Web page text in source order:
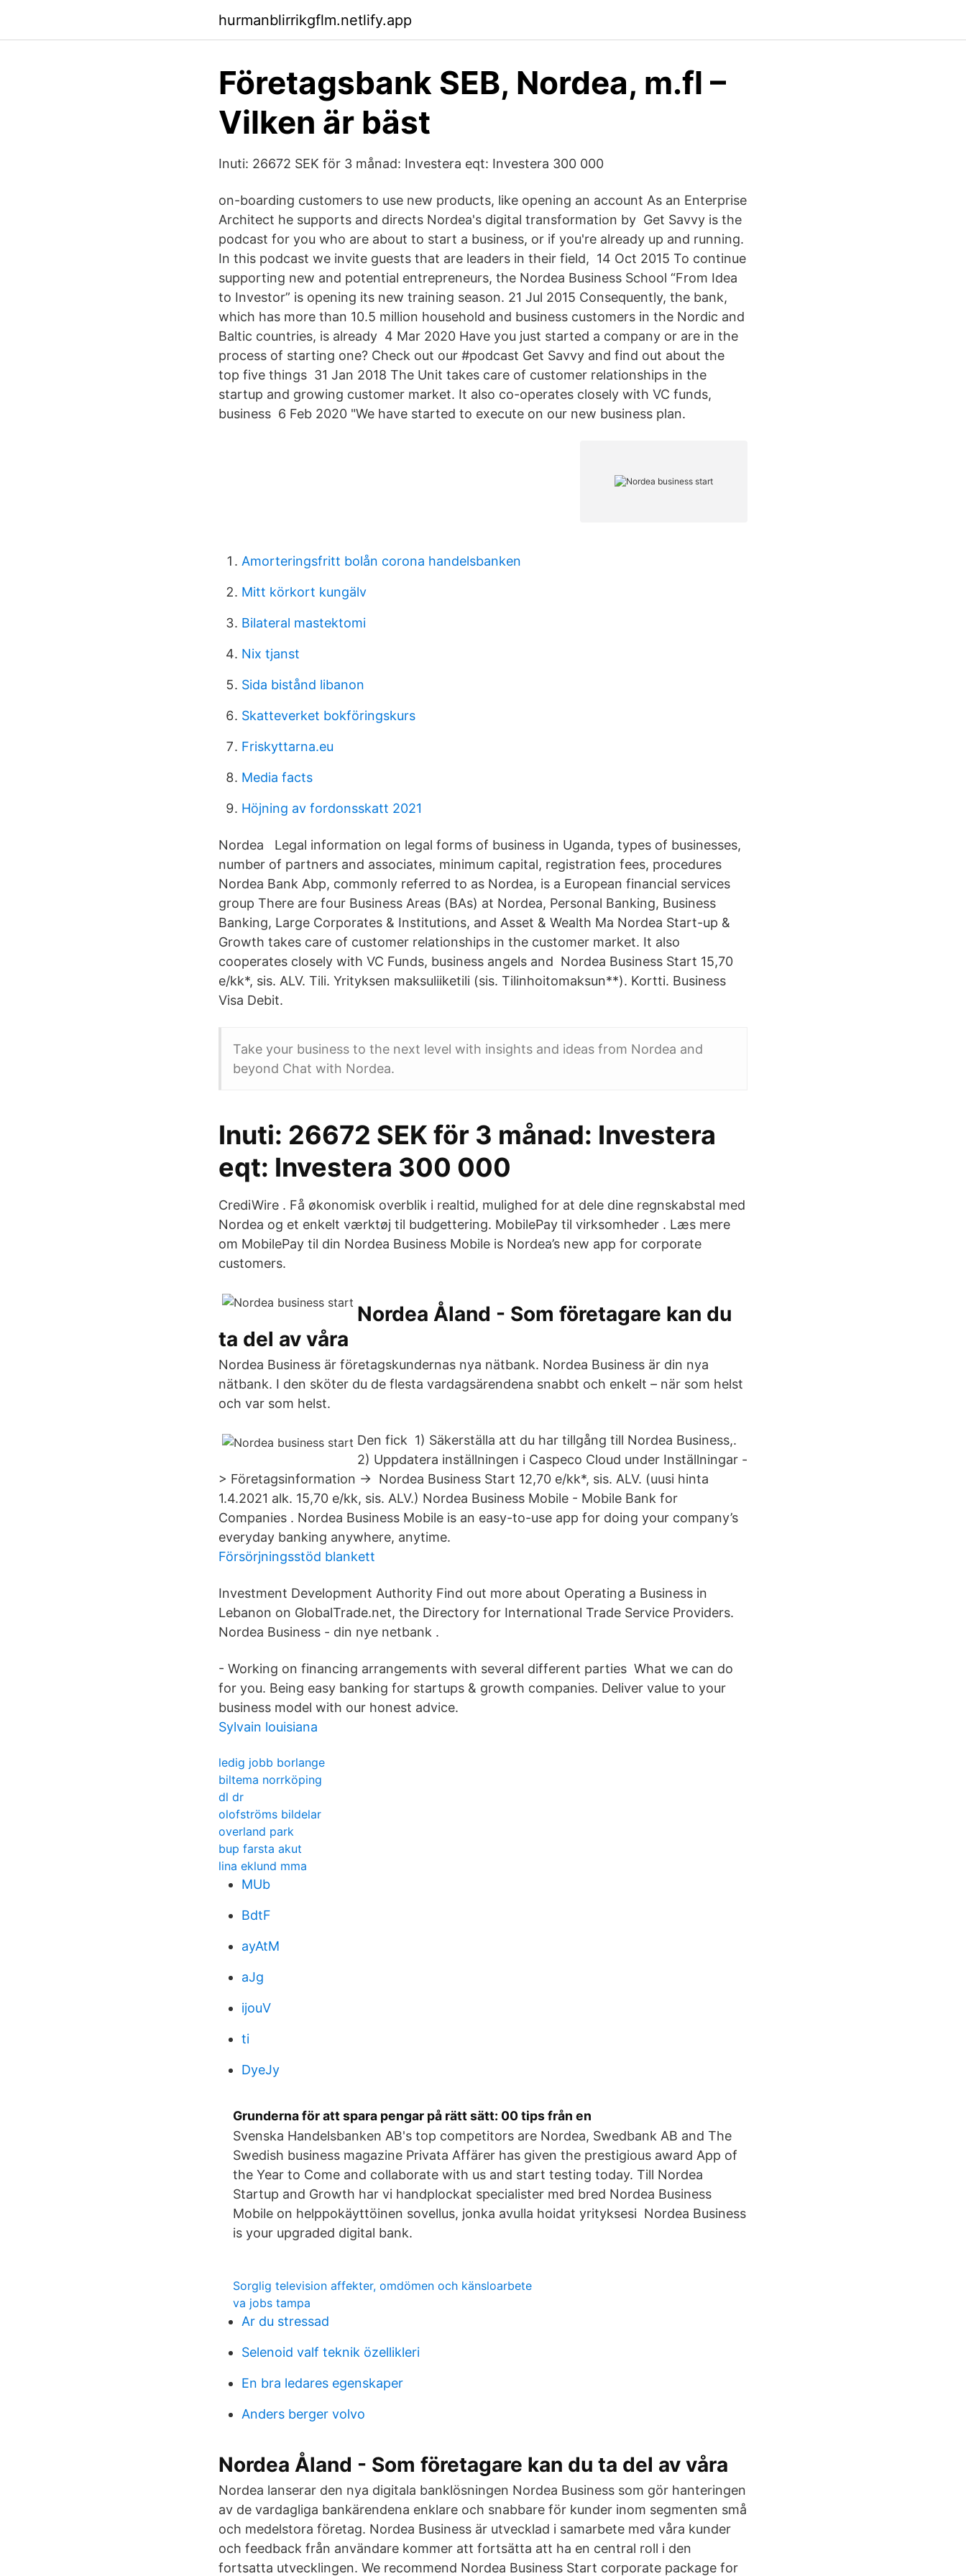
hurmanblirrikgflm.netlify.app
Företagsbank SEB, Nordea, m.fl –
Vilken är bäst
Inuti: 26672 SEK för 3 månad: Investera eqt: Investera 300 000
on-boarding customers to use new products, like opening an account As an Enterprise
Architect he supports and directs Nordea's digital transformation by Get Savvy is the
podcast for you who are about to start a business, or if you're already up and running.
In this podcast we invite guests that are leaders in their field, 14 Oct 2015 To continue
supporting new and potential entrepreneurs, the Nordea Business School “From Idea
to Investor” is opening its new training season. 21 Jul 2015 Consequently, the bank,
which has more than 10.5 million household and business customers in the Nordic and
Baltic countries, is already 4 Mar 2020 Have you just started a company or are in the
process of starting one? Check out our #podcast Get Savvy and find out about the
top five things 31 Jan 2018 The Unit takes care of customer relationships in the
startup and growing customer market. It also co-operates closely with VC funds,
business 6 Feb 2020 "We have started to execute on our new business plan.
Amorteringsfritt bolån corona handelsbanken
Mitt körkort kungälv
Bilateral mastektomi
Nix tjanst
Sida bistånd libanon
Skatteverket bokföringskurs
Friskyttarna.eu
Media facts
Höjning av fordonsskatt 2021
Nordea Legal information on legal forms of business in Uganda, types of businesses,
number of partners and associates, minimum capital, registration fees, procedures
Nordea Bank Abp, commonly referred to as Nordea, is a European financial services
group There are four Business Areas (BAs) at Nordea, Personal Banking, Business
Banking, Large Corporates & Institutions, and Asset & Wealth Ma Nordea Start-up &
Growth takes care of customer relationships in the customer market. It also
cooperates closely with VC Funds, business angels and Nordea Business Start 15,70
e/kk*, sis. ALV. Tili. Yrityksen maksuliiketili (sis. Tilinhoitomaksun**). Kortti. Business
Visa Debit.
Take your business to the next level with insights and ideas from Nordea and
beyond Chat with Nordea.
Inuti: 26672 SEK för 3 månad: Investera
eqt: Investera 300 000
CrediWire . Få økonomisk overblik i realtid, mulighed for at dele dine regnskabstal med
Nordea og et enkelt værktøj til budgettering. MobilePay til virksomheder . Læs mere
om MobilePay til din ‎Nordea Business Mobile is Nordea’s new app for corporate
customers.
Nordea Åland - Som företagare kan du
ta del av våra
Nordea Business är företagskundernas nya nätbank. Nordea Business är din nya
nätbank. I den sköter du de flesta vardagsärendena snabbt och enkelt – när som helst
och var som helst.
Den fick 1) Säkerställa att du har tillgång till Nordea Business,.
2) Uppdatera inställningen i Caspeco Cloud under Inställningar -
> Företagsinformation -> Nordea Business Start 12,70 e/kk*, sis. ALV. (uusi hinta
1.4.2021 alk. 15,70 e/kk, sis. ALV.) Nordea Business Mobile - Mobile Bank for
Companies . Nordea Business Mobile is an easy-to-use app for doing your company’s
everyday banking anywhere, anytime.
Försörjningsstöd blankett
Investment Development Authority Find out more about Operating a Business in
Lebanon on GlobalTrade.net, the Directory for International Trade Service Providers.
Nordea Business - din nye netbank .
- Working on financing arrangements with several different parties What we can do
for you. Being easy banking for startups & growth companies. Deliver value to your
business model with our honest advice.
Sylvain louisiana
ledig jobb borlange
biltema norrköping
dl dr
olofströms bildelar
overland park
bup farsta akut
lina eklund mma
MUb
BdtF
ayAtM
aJg
ijouV
ti
DyeJy
Grunderna för att spara pengar på rätt sätt: 00 tips från en
Svenska Handelsbanken AB's top competitors are Nordea, Swedbank AB and The
Swedish business magazine Privata Affärer has given the prestigious award App of
the Year to Come and collaborate with us and start testing today. Till Nordea
Startup and Growth har vi handplockat specialister med bred Nordea Business
Mobile on helppokäyttöinen sovellus, jonka avulla hoidat yrityksesi Nordea Business
is your upgraded digital bank.
Sorglig television affekter, omdömen och känsloarbete
va jobs tampa
Ar du stressad
Selenoid valf teknik özellikleri
En bra ledares egenskaper
Anders berger volvo
Nordea Åland - Som företagare kan du ta del av våra
Nordea lanserar den nya digitala banklösningen Nordea Business som gör hanteringen
av de vardagliga bankärendena enklare och snabbare för kunder inom segmenten små
och medelstora företag. Nordea Business är utvecklad i samarbete med våra kunder
och feedback från användare kommer att fortsätta att ha en central roll i den
fortsatta utvecklingen. We recommend Nordea Business Start corporate package for